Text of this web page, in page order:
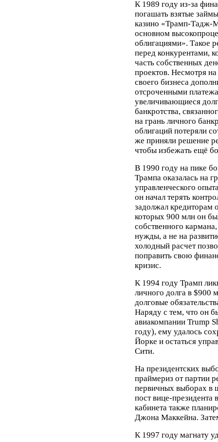
К 1989 году из-за
погашать взятые
казино «Трамп-Тадж-
основном
облигациями». Такое
перед конкурентами,
часть собственных
проектов. Несмотря
своего бизнеса
отсроченными
увеличивающиеся
банкротства,
на грань личного
облигаций потеряли
же приняли решение
чтобы избежать ещё
В 1990 году на пике
Трампа оказалась на
управленческого
он начал терять
задолжал кредиторам
которых 900 млн он
собственного
нужды, а не на
холодный расчет
поправить свою
кризис.
К 1994 году Трамп
личного долга в $900
долговые
Наряду с тем, что он
авиакомпании Trump
году), ему удалось
Йорке и остаться
Сити.
На президентских
праймериз от
первичных выборах в
пост вице-
кабинета также
Джона Маккейна.
К 1997 году магнату